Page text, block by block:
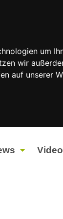
um
wir
auf unserer